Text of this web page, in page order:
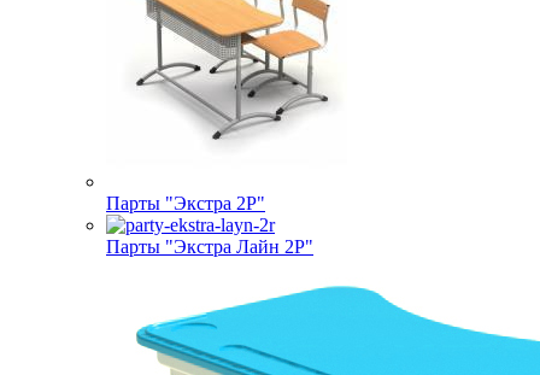
Парты "Экстра 2Р"
Парты "Экстра Лайн 2Р"